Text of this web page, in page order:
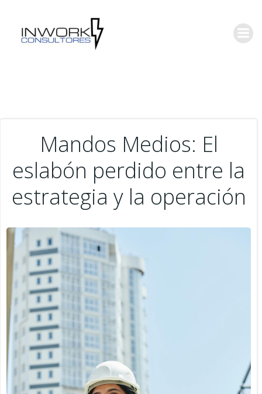
Mandos Medios: El
eslabón perdido entre la
estrategia y la operación